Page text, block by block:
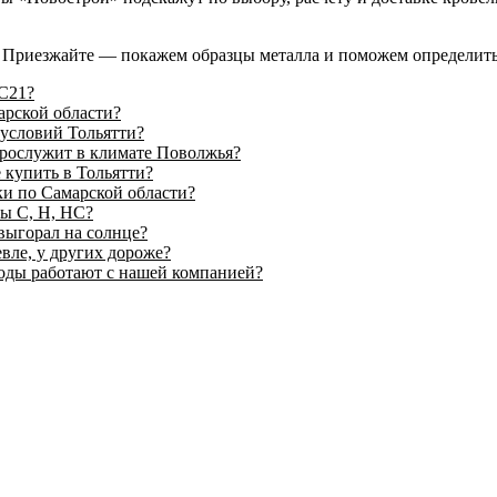
Приезжайте — покажем образцы металла и поможем
области?
Тольятти?
в климате Поволжья?
в Тольятти?
по Самарской области?
С, Н, НС?
на солнце?
у других дороже?
работают с нашей компанией?